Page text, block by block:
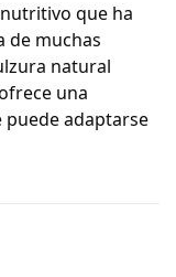
que ha
de muchas
natural
una
adaptarse